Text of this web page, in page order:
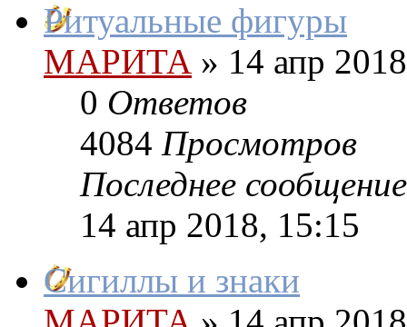
Ритуальные фигуры
МАРИТА » 14 апр
0 Ответов
4084 Просмотров
Последнее сообщение
14 апр 2018, 15:15
Сигиллы и знаки